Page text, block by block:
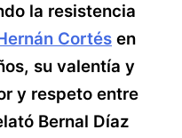
la resistencia
Cortés en
su valentía y
y respeto entre
Bernal Díaz